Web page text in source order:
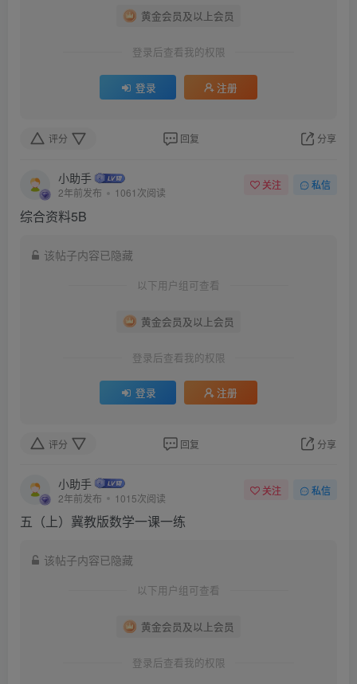
黄金会员及以上会员
登录后查看我的权限
登录 注册
评分 回复 分享
小助手
2年前发布 1061次阅读
关注 私信
综合资料5B
该帖子内容已隐藏
以下用户组可查看
黄金会员及以上会员
登录后查看我的权限
登录 注册
评分 回复 分享
小助手
2年前发布 1015次阅读
关注 私信
五（上）冀教版数学一课一练
该帖子内容已隐藏
以下用户组可查看
黄金会员及以上会员
登录后查看我的权限